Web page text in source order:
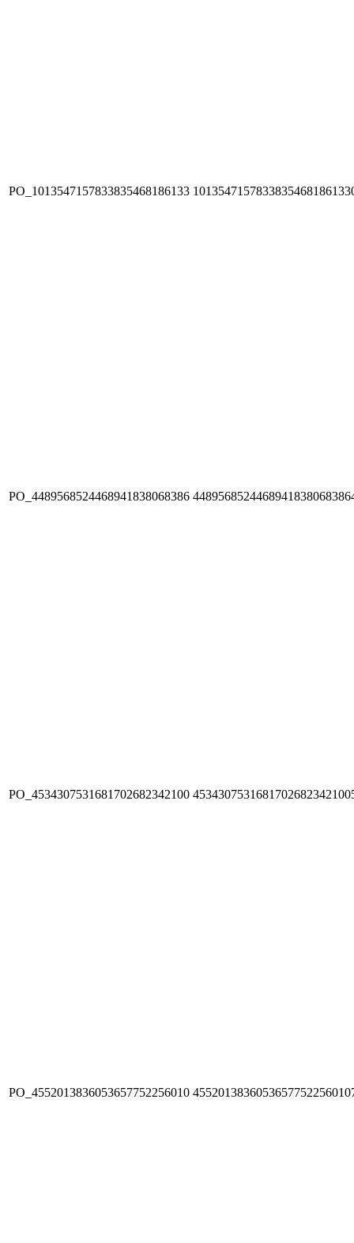
PO_1013547157833835468186133
PO_4489568524468941838068386
PO_4534307531681702682342100
PO_4552013836053657752256010